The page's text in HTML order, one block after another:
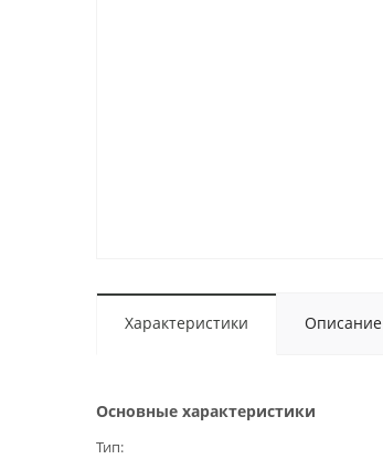
Характеристики Описание
Основные характеристики
Тип